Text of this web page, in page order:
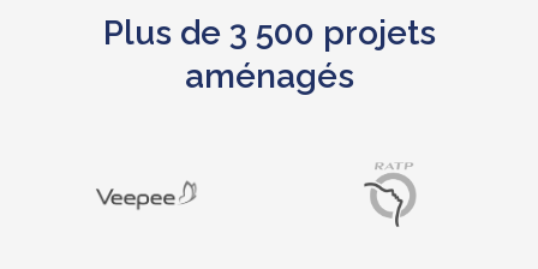
Plus de 3 500 projets
aménagés